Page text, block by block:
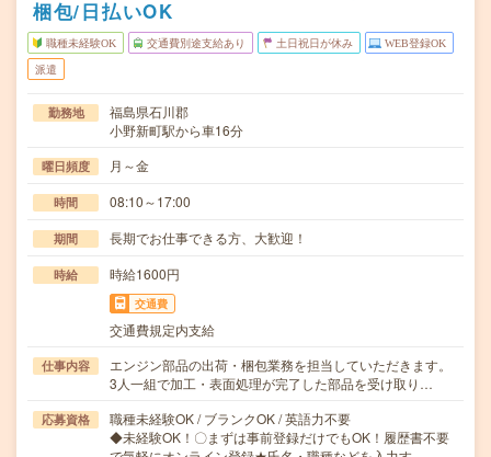
梱包/日払いOK
職種未経験OK 交通費別途支給あり 土日祝日が休み WEB登録OK
派遣
勤務地
福島県石川郡
小野新町駅から車16分
曜日頻度 月～金
時間 08:10～17:00
期間 長期でお仕事できる方、大歓迎！
時給 時給1600円
交通費
交通費規定内支給
仕事内容
エンジン部品の出荷・梱包業務を担当していただきます。
3人一組で加工・表面処理が完了した部品を受け取り…
応募資格
職種未経験OK / ブランクOK / 英語力不要
◆未経験OK！〇まずは事前登録だけでもOK！履歴書不要